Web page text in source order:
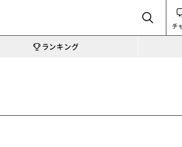
チ
ランキング